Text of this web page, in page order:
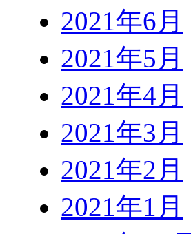
2021年6月
2021年5月
2021年4月
2021年3月
2021年2月
2021年1月